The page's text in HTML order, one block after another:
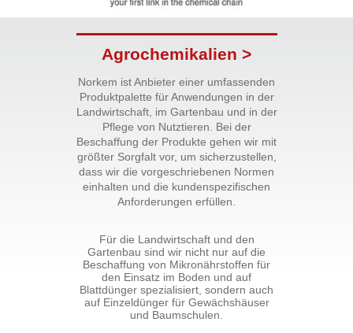
Agrochemikalien >
Norkem ist Anbieter einer umfassenden
Produktpalette für Anwendungen in der
Landwirtschaft, im Gartenbau und in der
Pflege von Nutztieren. Bei der
Beschaffung der Produkte gehen wir mit
größter Sorgfalt vor, um sicherzustellen,
dass wir die vorgeschriebenen Normen
einhalten und die kundenspezifischen
Anforderungen erfüllen.
Für die Landwirtschaft und den
Gartenbau sind wir nicht nur auf die
Beschaffung von Mikronährstoffen für
den Einsatz im Boden und auf
Blattdünger spezialisiert, sondern auch
auf Einzeldünger für Gewächshäuser
und Baumschulen.